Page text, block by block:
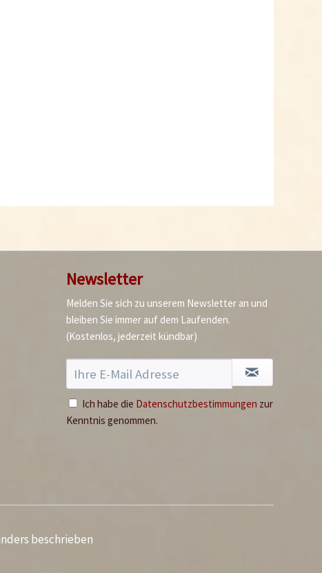
Newsletter
Melden Sie sich zu unserem Newsletter an und
bleiben Sie immer auf dem Laufenden.
(Kostenlos, jederzeit kündbar)
Ich habe die Datenschutzbestimmungen zur
Kenntnis genommen.
beschrieben